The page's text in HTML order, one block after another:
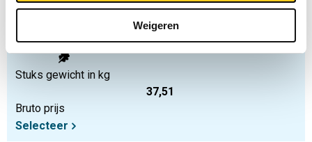
Weigeren
1600-0020-80
IPE balk S235JR 80 ca 6 mtr
Stuks gewicht in kg
37,51
Bruto prijs
Selecteer